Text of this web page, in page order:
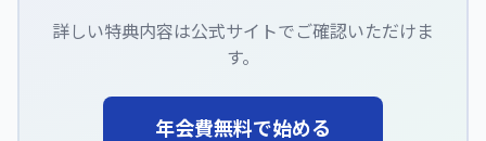
詳しい特典内容は公式サイトでご確認いただけま
す。
年会費無料で始める